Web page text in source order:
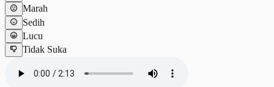
Marah
Sedih
Lucu
Tidak Suka